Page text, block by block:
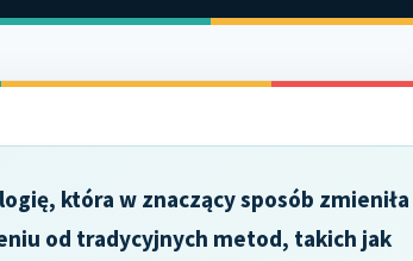
która w znaczący sposób zmieniła
od tradycyjnych metod, takich jak